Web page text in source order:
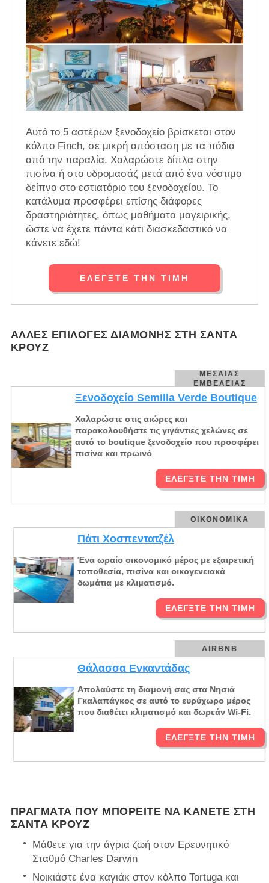
Αυτό το 5 αστέρων ξενοδοχείο βρίσκεται στον
κόλπο Finch, σε μικρή απόσταση με τα πόδια
από την παραλία. Χαλαρώστε δίπλα στην
πισίνα ή στο υδρομασάζ μετά από ένα νόστιμο
δείπνο στο εστιατόριο του ξενοδοχείου. Το
κατάλυμα προσφέρει επίσης διάφορες
δραστηριότητες, όπως μαθήματα μαγειρικής,
ώστε να έχετε πάντα κάτι διασκεδαστικό να
κάνετε εδώ!
ΕΛΈΓΞΤΕ ΤΗΝ ΤΙΜΉ
ΆΛΛΕΣ ΕΠΙΛΟΓΈΣ ΔΙΑΜΟΝΉΣ ΣΤΗ ΣΆΝΤΑ
ΚΡΟΥΖ
ΜΕΣΑΊΑΣ
ΕΜΒΈΛΕΙΑΣ
Ξενοδοχείο Semilla Verde Boutique
Χαλαρώστε στις αιώρες και
παρακολουθήστε τις γιγάντιες χελώνες σε
αυτό το boutique ξενοδοχείο που προσφέρει
πισίνα και πρωινό
ΕΛΈΓΞΤΕ ΤΗΝ ΤΙΜΉ
ΟΙΚΟΝΟΜΙΚΆ
Πάτι Χοσπεντατζέλ
Ένα ωραίο οικονομικό μέρος με εξαιρετική
τοποθεσία, πισίνα και οικογενειακά
δωμάτια με κλιματισμό.
ΕΛΈΓΞΤΕ ΤΗΝ ΤΙΜΉ
AIRBNB
Θάλασσα Ενκαντάδας
Απολαύστε τη διαμονή σας στα Νησιά
Γκαλαπάγκος σε αυτό το ευρύχωρο μέρος
που διαθέτει κλιματισμό και δωρεάν Wi-Fi.
ΕΛΈΓΞΤΕ ΤΗΝ ΤΙΜΉ
ΠΡΆΓΜΑΤΑ ΠΟΥ ΜΠΟΡΕΊΤΕ ΝΑ ΚΆΝΕΤΕ ΣΤΗ
ΣΆΝΤΑ ΚΡΟΥΖ
Μάθετε για την άγρια ​​ζωή στον Ερευνητικό
Σταθμό Charles Darwin
Νοικιάστε ένα καγιάκ στον κόλπο Tortuga και